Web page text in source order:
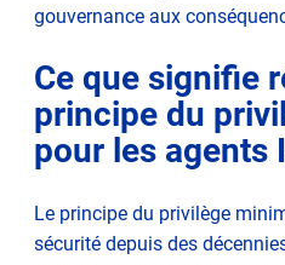
gouvernance aux
Ce que signifie
principe du
pour les agents
Le principe du privilège
sécurité depuis des